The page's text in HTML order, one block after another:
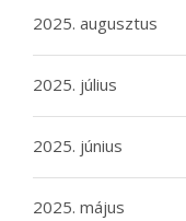
2025. augusztus
2025. július
2025. június
2025. május